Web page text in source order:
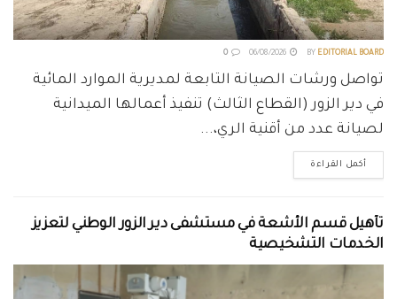
BY EDITORIAL BOARD
تواصل ورشات الصيانة التابعة لمديرية الموارد المائية
في دير الزور (القطاع الثالث) تنفيذ أعمالها الميدانية
لصيانة عدد من أقنية الري،...
أكمل القراءة
تأهيل قسم الأشعة في مستشفى دير الزور الوطني لتعزيز
الخدمات التشخيصية